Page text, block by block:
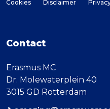
Cookies Disclaimer
Contact
Erasmus MC
Dr. Molewaterplein 40
3015 GD Rotterdam